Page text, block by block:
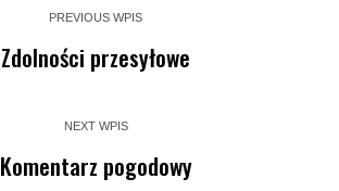
PREVIOUS WPIS
Zdolności przesyłowe
NEXT WPIS
Komentarz pogodowy